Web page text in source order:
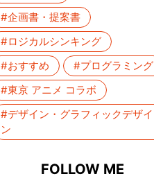
#企画書・提案書
#ロジカルシンキング
#おすすめ
#プログラミング
#東京 アニメ コラボ
#デザイン・グラフィックデザイ
ン
FOLLOW ME